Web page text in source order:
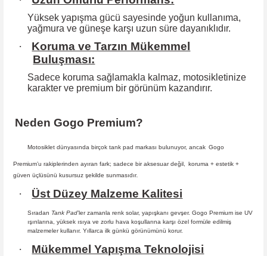
Yüksek yapışma gücü sayesinde yoğun kullanıma,
yağmura ve güneşe karşı uzun süre dayanıklıdır.
·
Koruma ve Tarzın Mükemmel
Buluşması:
Sadece koruma sağlamakla kalmaz, motosikletinize
karakter ve premium bir görünüm kazandırır.
Neden Gogo Premium?
Motosiklet dünyasında birçok tank pad markası bulunuyor, ancak Gogo
Premium’u rakiplerinden ayıran fark; sadece bir aksesuar değil,
koruma + estetik +
güven üçlüsünü kusursuz şekilde sunmasıdır.
· Üst Düzey Malzeme Kalitesi
Sıradan Tank Pad’ler zamanla renk solar, yapışkanı gevşer. Gogo Premium ise UV
ışınlarına, yüksek ısıya ve zorlu hava koşullarına karşı özel formüle edilmiş
malzemeler kullanır. Yıllarca ilk günkü görünümünü korur.
· Mükemmel Yapışma Teknolojisi